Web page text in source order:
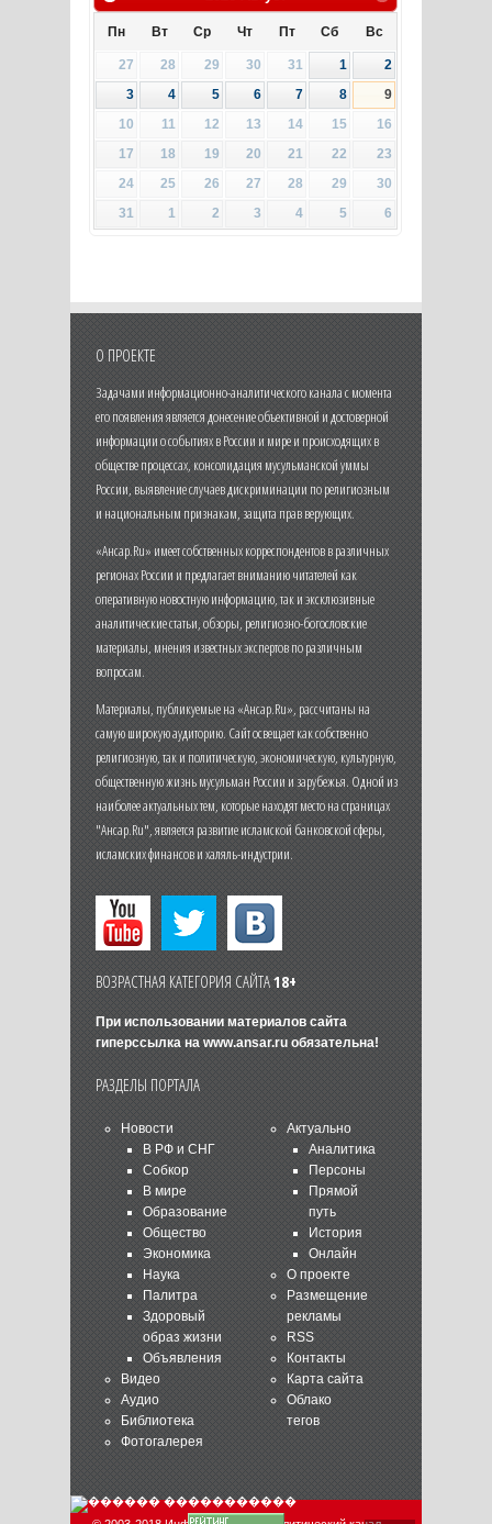
Пн Вт Ср Чт Пт Сб Вс
27 28 29 30 31 1
2
3
4 5 6 7 8
9
10
11 12 13 14 15
16
17
18 19 20 21 22
23
24
25 26 27 28 29
30
31
1 2 3 4 5 6
О ПРОЕКТЕ
Задачами информационно-аналитического канала с момента
его появления является донесение объективной и достоверной
информации о событиях в России и мире и происходящих в
обществе процессах, консолидация мусульманской уммы
России, выявление случаев дискриминации по религиозным
и национальным признакам, защита прав верующих.
«Ансар.Ru» имеет собственных корреспондентов в различных
регионах России и предлагает вниманию читателей как
оперативную новостную информацию, так и эксклюзивные
аналитические статьи, обзоры, религиозно-богословские
материалы, мнения известных экспертов по различным
вопросам.
Материалы, публикуемые на «Ансар.Ru», рассчитаны на
самую широкую аудиторию. Сайт освещает как собственно
религиозную, так и политическую, экономическую, культурную,
общественную жизнь мусульман России и зарубежья. Одной из
наиболее актуальных тем, которые находят место на страницах
"Ансар.Ru", является развитие исламской банковской сферы,
исламских финансов и халяль-индустрии.
ВОЗРАСТНАЯ КАТЕГОРИЯ САЙТА18+
При использовании материалов сайта
гиперссылка на www.ansar.ruобязательна!
РАЗДЕЛЫ ПОРТАЛА
Новости
В РФ и СНГ
Собкор
В мире
Образование
Общество
Экономика
Наука
Палитра
Здоровый
образ жизни
Объявления
Видео
Аудио
Библиотека
Фотогалерея
Актуально
Аналитика
Персоны
Прямой
путь
История
Онлайн
О проекте
Размещение
рекламы
RSS
Контакты
Карта сайта
Облако
тегов